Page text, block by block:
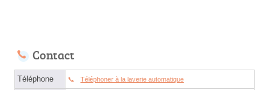
Contact
Téléphone Téléphoner à la laverie automatique